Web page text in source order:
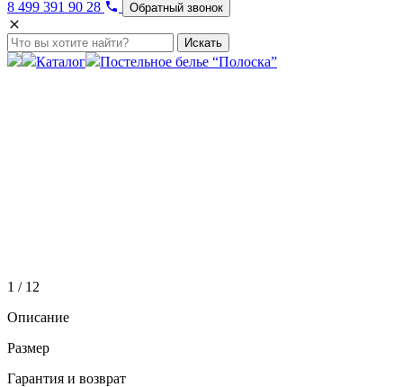
8 499 391 90 28 Обратный звонок
Искать
Каталог Постельное белье “Полоска”
1 / 12
Описание
Размер
Гарантия и возврат